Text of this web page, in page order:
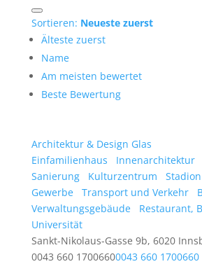
Sortieren: Neueste zuerst
Älteste zuerst
Name
Am meisten bewertet
Beste Bewertung
Architektur & Design Glas
Einfamilienhaus
Innenarchitektur
Sanierung
Kulturzentrum Stadion
Gewerbe
Transport und Verkehr
Verwaltungsgebäude
Restaurant,
Universität
Sankt-Nikolaus-Gasse 9b, 6020
0043 660 17006600043 660 1700660